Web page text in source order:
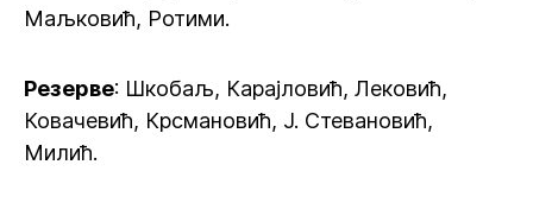
Маљковић, Ротими.
Резерве: Шкобаљ, Карајловић, Лековић,
Ковачевић, Крсмановић, Ј. Стевановић,
Милић.